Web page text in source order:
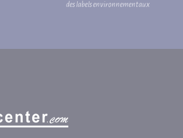
des labels environnementaux